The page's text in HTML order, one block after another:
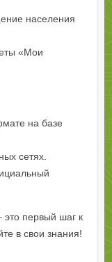
населения
«Мои
на базе
сетях.
первый шаг к
в свои знания!